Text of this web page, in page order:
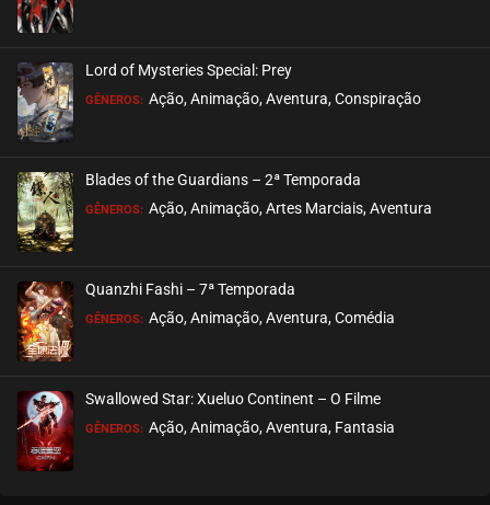
Lord of Mysteries Special: Prey
GÊNEROS: Ação, Animação, Aventura, Conspiração
Blades of the Guardians – 2ª Temporada
GÊNEROS: Ação, Animação, Artes Marciais, Aventura
Quanzhi Fashi – 7ª Temporada
GÊNEROS: Ação, Animação, Aventura, Comédia
Swallowed Star: Xueluo Continent – O Filme
GÊNEROS: Ação, Animação, Aventura, Fantasia